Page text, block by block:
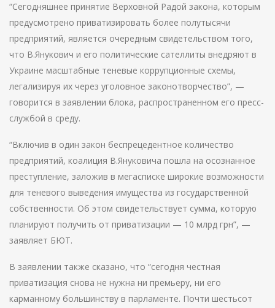
“Сегодняшнее принятие Верховной Радой закона, которым
предусмотрено приватизировать более полутысячи
предприятий, является очередным свидетельством того,
что В.Янукович и его политические сателлиты внедряют в
Украине масштабные теневые коррупционные схемы,
легализируя их через уголовное законотворчество”, —
говорится в заявлении блока, распространенном его пресс-
службой в среду.
“Включив в один закон беспрецедентное количество
предприятий, коалиция В.Януковича пошла на осознанное
преступление, заложив в мегасписке широкие возможности
для теневого выведения имущества из государственной
собственности. Об этом свидетельствует сумма, которую
планируют получить от приватизации — 10 млрд грн”, —
заявляет БЮТ.
В заявлении также сказано, что “сегодня честная
приватизация снова не нужна ни премьеру, ни его
карманному большинству в парламенте. Почти шестьсот